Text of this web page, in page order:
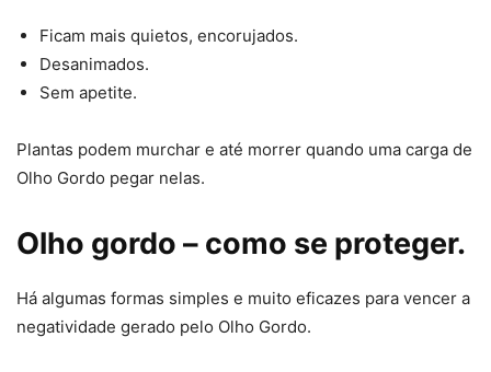
Ficam mais quietos, encorujados.
Desanimados.
Sem apetite.
Plantas podem murchar e até morrer quando uma carga de
Olho Gordo pegar nelas.
Olho gordo – como se proteger.
Há algumas formas simples e muito eficazes para vencer a
negatividade gerado pelo Olho Gordo.